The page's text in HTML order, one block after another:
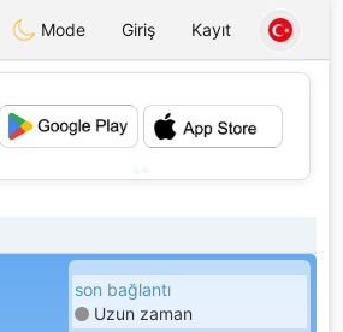
Mode Giriş Kayıt
son bağlantı
Uzun zaman